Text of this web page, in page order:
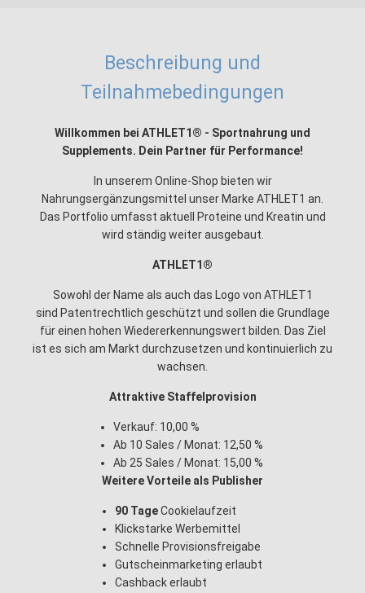
Beschreibung und
Teilnahmebedingungen
Willkommen bei ATHLET1® - Sportnahrung und
Supplements. Dein Partner für Performance!
In unserem Online-Shop bieten wir
Nahrungsergänzungsmittel unser Marke ATHLET1 an.
Das Portfolio umfasst aktuell Proteine und Kreatin und
wird ständig weiter ausgebaut.
ATHLET1®
Sowohl der Name als auch das Logo von ATHLET1
sind Patentrechtlich geschützt und sollen die Grundlage
für einen hohen Wiedererkennungswert bilden. Das Ziel
ist es sich am Markt durchzusetzen und kontinuierlich zu
wachsen.
Attraktive Staffelprovision
Verkauf: 10,00 %
Ab 10 Sales / Monat: 12,50 %
Ab 25 Sales / Monat: 15,00 %
Weitere Vorteile als Publisher
90 TageCookielaufzeit
Klickstarke Werbemittel
Schnelle Provisionsfreigabe
Gutscheinmarketing erlaubt
Cashback erlaubt